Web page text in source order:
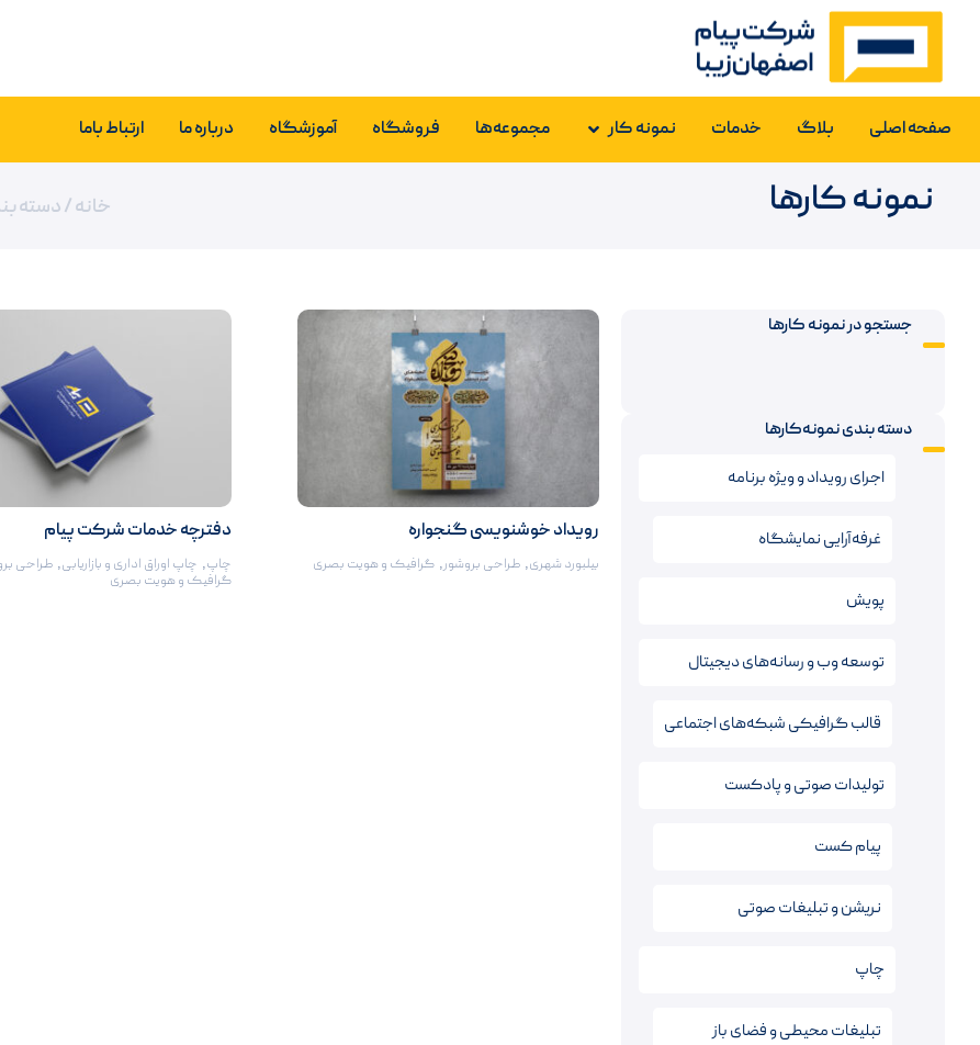
صفحه اصلی بلاگ خدمات نمونه کار مجموعه‌ها فروشگاه آموزشگاه درباره ما ارتباط باما
نمونه کارها خانه/ دسته
جستجو در نمونه کارها
دسته بندی نمونه‌کارها
اجرای رویداد و ویژه برنامه
غرفه‌آرایی نمایشگاه
پویش
توسعه وب و رسانه‌های دیجیتال
قالب‌ گرافیکی شبکه‌های اجتماعی
تولیدات صوتی و پادکست
پیام کست
نریشن‌ و تبلیغات صوتی
چاپ
تبلیغات محیطی و فضای باز
رویداد خوشنویسی گنجواره
بیلبورد شهری,طراحی بروشور,گرافیک و هویت بصری
دفترچه خدمات شرکت پیام
چاپ, چاپ اوراق اداری و بازاریابی,طراحی
گرافیک و هویت بصری